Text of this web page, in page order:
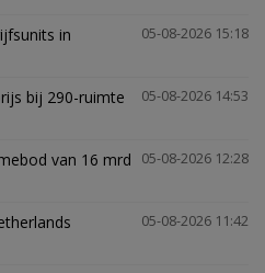
05-08-2026 15:18
in
05-08-2026 14:53
bij 290-ruimte
05-08-2026 12:28
van 16 mrd
05-08-2026 11:42